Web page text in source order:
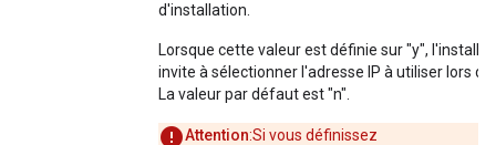
d'installation.
Lorsque cette valeur est définie sur "y",
invite à sélectionner l'adresse IP à utiliser lors
La valeur par défaut est "n".
Attention:Si vous définissez